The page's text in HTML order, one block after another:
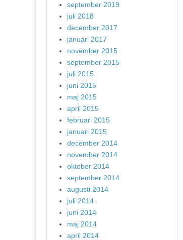
september 2019
juli 2018
december 2017
januari 2017
november 2015
september 2015
juli 2015
juni 2015
maj 2015
april 2015
februari 2015
januari 2015
december 2014
november 2014
oktober 2014
september 2014
augusti 2014
juli 2014
juni 2014
maj 2014
april 2014